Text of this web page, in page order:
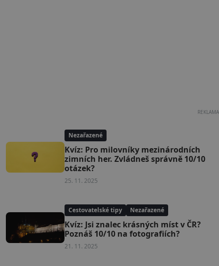
REKLAMA
Nezařazené
Kvíz: Pro milovníky mezinárodních
zimních her. Zvládneš správně 10/10
otázek?
25. 11. 2025
Cestovatelské tipy Nezařazené
Kvíz: Jsi znalec krásných míst v ČR?
Poznáš 10/10 na fotografiích?
21. 11. 2025